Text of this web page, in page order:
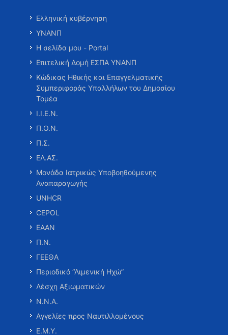
Ελληνική κυβέρνηση
ΥΝΑΝΠ
Η σελίδα μου - Portal
Επιτελική Δομή ΕΣΠΑ ΥΝΑΝΠ
Κώδικας Ηθικής και Επαγγελματικής
Συμπεριφοράς Υπαλλήλων του Δημοσίου
Τομέα
Ι.Ι.Ε.Ν.
Π.Ο.Ν.
Π.Σ.
ΕΛ.ΑΣ.
Μονάδα Ιατρικώς Υποβοηθούμενης
Αναπαραγωγής
UNHCR
CEPOL
ΕΑΑΝ
Π.Ν.
ΓΕΕΘΑ
Περιοδικό “Λιμενική Ηχώ”
Λέσχη Αξιωματικών
Ν.Ν.Α.
Αγγελίες προς Ναυτιλλομένους
Ε.Μ.Υ.